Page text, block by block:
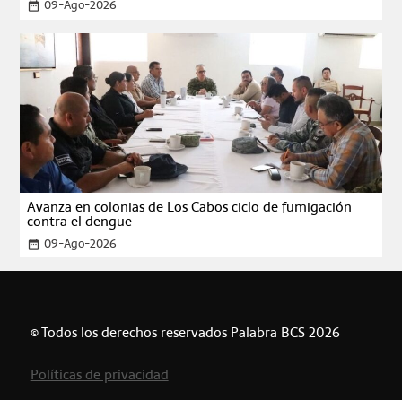
date_range 09-Ago-2026
Avanza en colonias de Los Cabos ciclo de fumigación
contra el dengue
date_range 09-Ago-2026
© Todos los derechos reservados Palabra BCS 2026
Políticas de privacidad